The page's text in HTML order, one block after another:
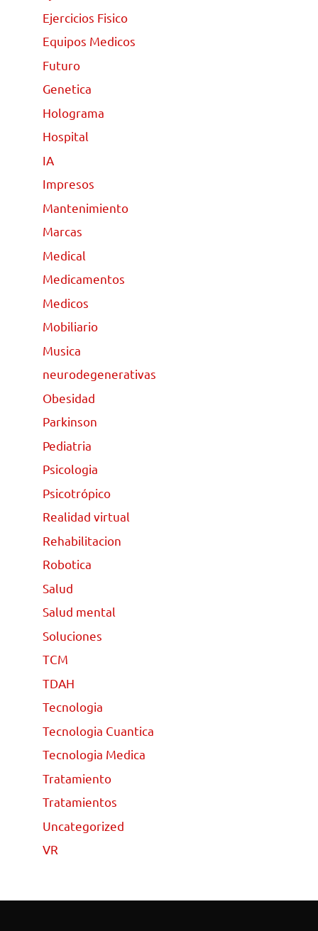
Ejercicios Fisico
Equipos Medicos
Futuro
Genetica
Holograma
Hospital
IA
Impresos
Mantenimiento
Marcas
Medical
Medicamentos
Medicos
Mobiliario
Musica
neurodegenerativas
Obesidad
Parkinson
Pediatria
Psicologia
Psicotrópico
Realidad virtual
Rehabilitacion
Robotica
Salud
Salud mental
Soluciones
TCM
TDAH
Tecnologia
Tecnologia Cuantica
Tecnologia Medica
Tratamiento
Tratamientos
Uncategorized
VR